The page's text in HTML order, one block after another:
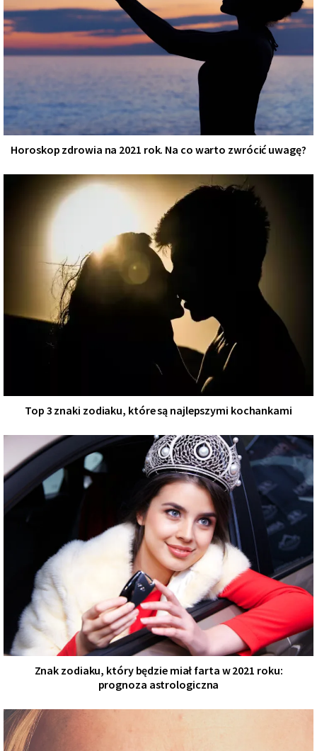
Horoskop zdrowia na 2021 rok. Na co warto zwrócić uwagę?
Top 3 znaki zodiaku, które są najlepszymi kochankami
Znak zodiaku, który będzie miał farta w 2021 roku:
prognoza astrologiczna